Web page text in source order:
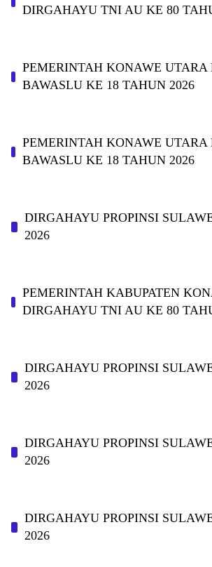
DIRGAHAYU TNI AU KE 80
PEMERINTAH KONAWE
BAWASLU KE 18 TAHUN 2026
PEMERINTAH KONAWE
BAWASLU KE 18 TAHUN 2026
DIRGAHAYU PROPINSI
2026
PEMERINTAH KABUPATEN
DIRGAHAYU TNI AU KE 80
DIRGAHAYU PROPINSI
2026
DIRGAHAYU PROPINSI
2026
DIRGAHAYU PROPINSI
2026